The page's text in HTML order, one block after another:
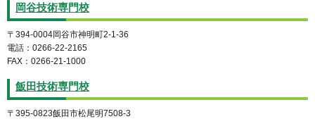
岡谷技術専門校
〒394-0004岡谷市神明町2-1-36
電話：0266-22-2165
FAX：0266-21-1000
飯田技術専門校
〒395-0823飯田市松尾明7508-3